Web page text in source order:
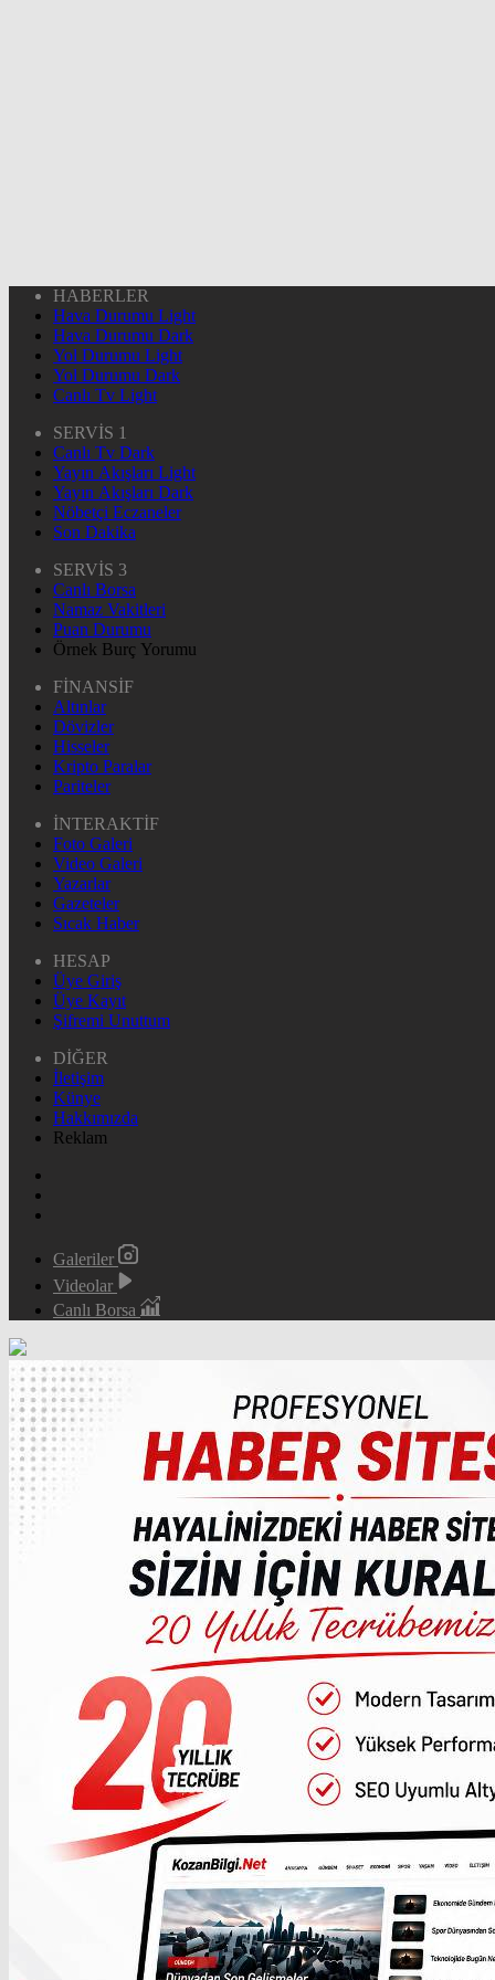
HABERLER
Hava Durumu Light
Hava Durumu Dark
Yol Durumu Light
Yol Durumu Dark
Canlı Tv Light
SERVİS 1
Canlı Tv Dark
Yayın Akışları Light
Yayın Akışları Dark
Nöbetçi Eczaneler
Son Dakika
SERVİS 3
Canlı Borsa
Namaz Vakitleri
Puan Durumu
Örnek Burç Yorumu
FİNANSİF
Altınlar
Dövizler
Hisseler
Kripto Paralar
Pariteler
İNTERAKTİF
Foto Galeri
Video Galeri
Yazarlar
Gazeteler
Sıcak Haber
HESAP
Üye Giriş
Üye Kayıt
Şifremi Unuttum
DİĞER
İletişim
Künye
Hakkımızda
Reklam
Galeriler
Videolar
Canlı Borsa